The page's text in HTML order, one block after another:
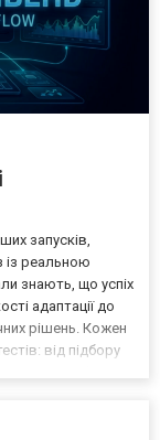
запусків,
із реальною
знають, що успіх
адаптації до
рішень. Кожен
від підбору